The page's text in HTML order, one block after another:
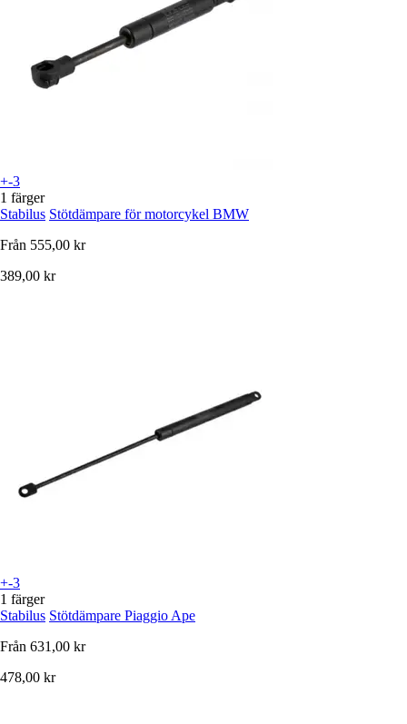
+-3
1 färger
Stabilus Stötdämpare för motorcykel BMW
Från 555,00 kr
389,00 kr
+-3
1 färger
Stabilus Stötdämpare Piaggio Ape
Från 631,00 kr
478,00 kr